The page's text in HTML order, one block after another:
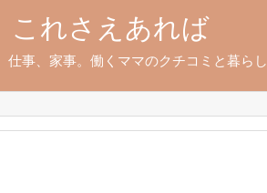
これさえあれば
仕事、家事。働くママのクチコミと暮らし